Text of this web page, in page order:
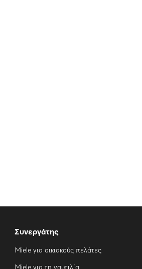
Συνεργάτης
Miele για οικιακούς πελάτες
Miele για τη ναυτιλία